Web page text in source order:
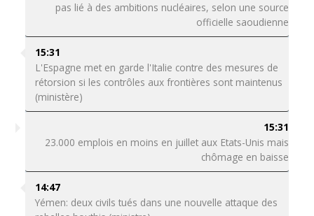
pas lié à des ambitions nucléaires, selon une source
officielle saoudienne
15:31
L'Espagne met en garde l'Italie contre des mesures de
rétorsion si les contrôles aux frontières sont maintenus
(ministère)
15:31
23.000 emplois en moins en juillet aux Etats-Unis mais
chômage en baisse
14:47
Yémen: deux civils tués dans une nouvelle attaque des